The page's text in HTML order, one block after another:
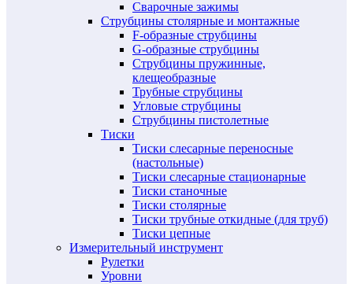
Сварочные зажимы
Струбцины столярные и монтажные
F-образные струбцины
G-образные струбцины
Струбцины пружинные,
клещеобразные
Трубные струбцины
Угловые струбцины
Струбцины пистолетные
Тиски
Тиски слесарные переносные
(настольные)
Тиски слесарные стационарные
Тиски станочные
Тиски столярные
Тиски трубные откидные (для труб)
Тиски цепные
Измерительный инструмент
Рулетки
Уровни